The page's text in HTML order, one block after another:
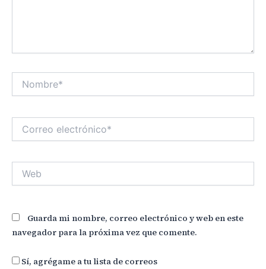
Nombre*
electrónico*
Web
Guarda mi nombre, correo electrónico y web en este
navegador para la próxima vez que comente.
Sí, agrégame a tu lista de correos